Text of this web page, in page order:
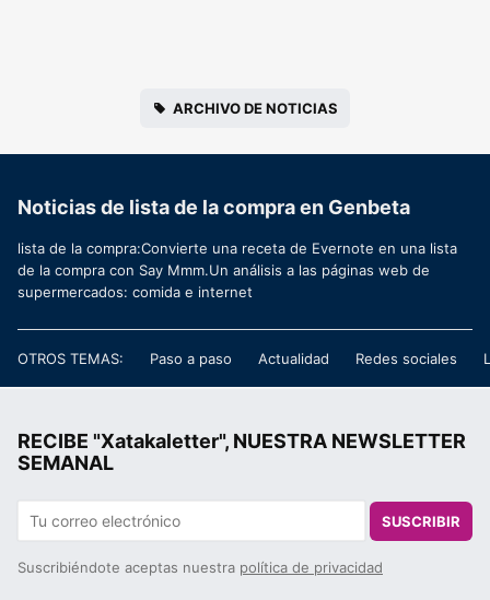
ARCHIVO DE NOTICIAS
Noticias de lista de la compra en Genbeta
lista de la compra:Convierte una receta de Evernote en una lista
de la compra con Say Mmm.Un análisis a las páginas web de
supermercados: comida e internet
OTROS TEMAS: Paso a paso Actualidad Redes sociales
RECIBE "Xatakaletter", NUESTRA NEWSLETTER
SEMANAL
SUSCRIBIR
Suscribiéndote aceptas nuestra política de privacidad